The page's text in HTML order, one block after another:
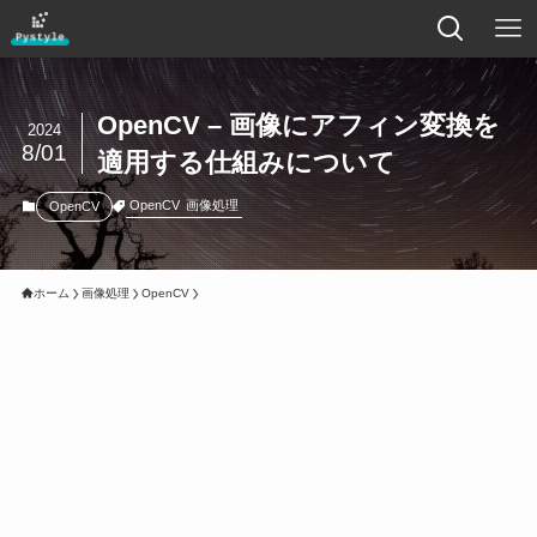
OpenCV – 画像にアフィン変換を
適用する仕組みについて
2024
8/01
OpenCV OpenCV 画像処理
ホーム 画像処理 OpenCV